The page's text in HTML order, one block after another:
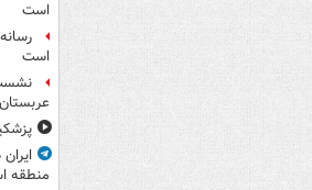
است
است
عربستان
منطقه